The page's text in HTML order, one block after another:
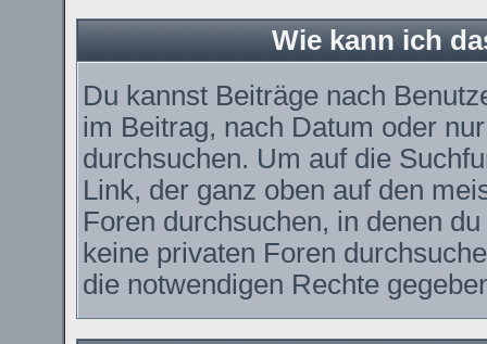
Wie kann ich
Du kannst Beiträge nach
im Beitrag, nach Datum oder
durchsuchen. Um auf die
Link, der ganz oben auf den
Foren durchsuchen, in denen
keine privaten Foren
die notwendigen Rechte